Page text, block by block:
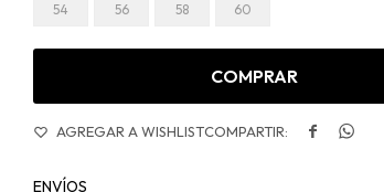
54 56 58 60
COMPRAR
 
ENVÍOS